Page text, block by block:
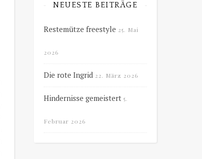
NEUESTE BEITRÄGE
Restemütze freestyle 25. Mai
2026
Die rote Ingrid 22. März 2026
Hindernisse gemeistert 5.
Februar 2026